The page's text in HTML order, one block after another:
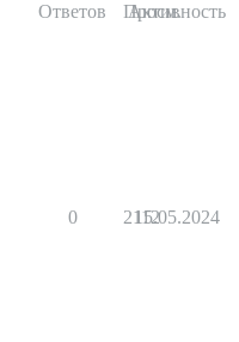
Ответов Просм.
Активность
0 2112
15.05.2024